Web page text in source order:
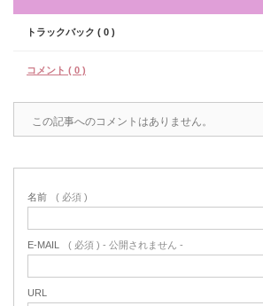
トラックバック ( 0 )
コメント ( 0 )
この記事へのコメントはありません。
名前 ( 必須 )
E-MAIL ( 必須 ) - 公開されません -
URL